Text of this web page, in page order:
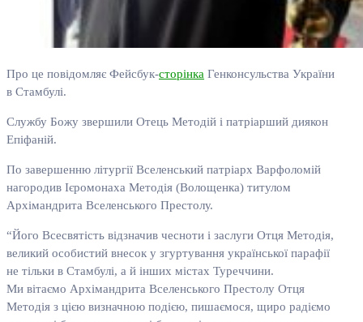
Про це повідомляє Фейсбук-сторінка Генконсульства України
в Стамбулі.
Службу Божу звершили Отець Методій і патріарший диякон
Епіфаній.
По завершенню літургії Вселенський патріарх Варфоломій
нагородив Ієромонаха Методія (Волощенка) титулом
Архімандрита Вселенського Престолу.
“Його Всесвятість відзначив чесноти і заслуги Отця Методія,
великий особистий внесок у згуртування української парафії
не тільки в Стамбулі, а й інших містах Туреччини.
Ми вітаємо Архімандрита Вселенського Престолу Отця
Методія з цією визначною подією, пишаємося, щиро радіємо